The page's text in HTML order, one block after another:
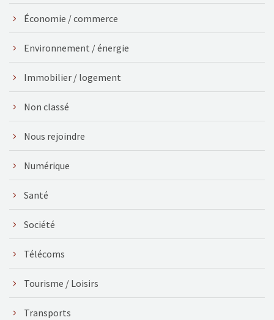
Économie / commerce
Environnement / énergie
Immobilier / logement
Non classé
Nous rejoindre
Numérique
Santé
Société
Télécoms
Tourisme / Loisirs
Transports